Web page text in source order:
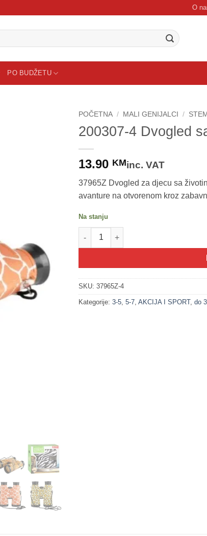
O
PO BUDŽETU
POČETNA / MALI GENIJALCI /
200307-4 Dvogled
13.90 KMinc. VAT
37965Z Dvogled za djecu sa
avanture na otvorenom kroz
Na stanju
200307-4 Dvogled sa dezenom
SKU: 37965Z-4
Kategorije: 3-5, 5-7, AKCIJA I SPORT, do